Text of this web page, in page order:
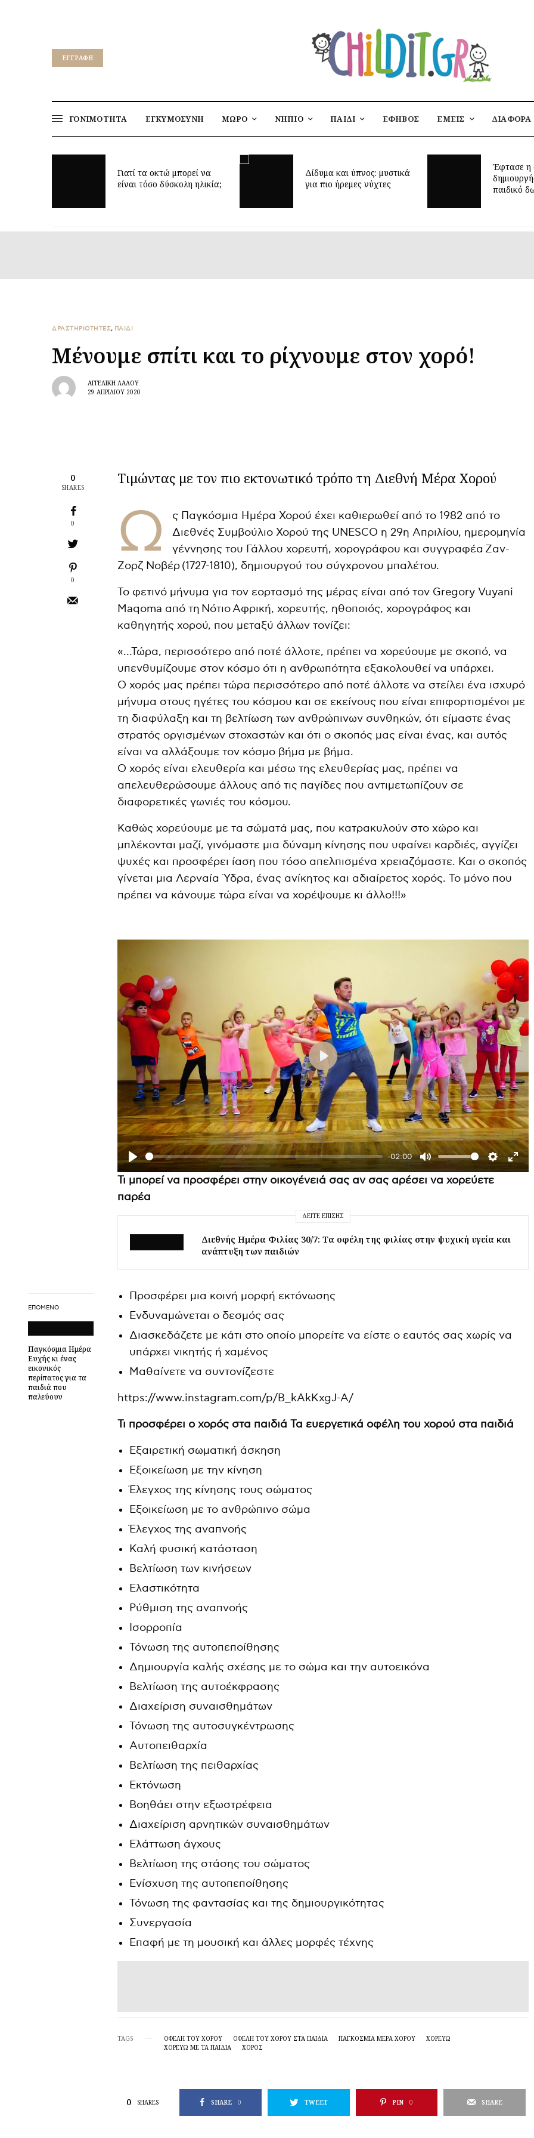
EΓΓΡΑΦΉ
ΓΟΝΙΜΟΤΗΤΑ ΕΓΚΥΜΟΣΥΝΗ ΜΩΡΟ ΝΗΠΙΟ ΠΑΙΔΙ ΕΦΗΒΟΣ ΕΜΕΙΣ ΔΙΑΦΟΡΑ
Γιατί τα οκτώ μπορεί να
είναι τόσο δύσκολη ηλικία;
Δίδυμα και ύπνος: μυστικά
για πιο ήρεμες νύχτες
Έφτασε η
παιδικό
ΔΡΑΣΤΗΡΙΟΤΗΤΕΣ, ΠΑΙΔΙ
Μένουμε σπίτι και το ρίχνουμε στον χορό!
ΑΓΓΕΛΙΚΉ ΛΆΛΟΥ
29 ΑΠΡΙΛΊΟΥ 2020
0
SHARES
0
0
ΕΠΌΜΕΝΟ
Παγκόσμια Ημέρα
Ευχής κι ένας
εικονικός
περίπατος για τα
παιδιά που
παλεύουν
Τιμώντας με τον πιο εκτονωτικό τρόπο τη Διεθνή Μέρα Χορού
Ω
ς Παγκόσμια Ημέρα Χορού έχει καθιερωθεί από το 1982 από το
Διεθνές Συμβούλιο Χορού της UNESCO η 29η Απριλίου, ημερομηνία
γέννησης του Γάλλου χορευτή, χορογράφου και συγγραφέα Ζαν-
Ζορζ Νοβέρ (1727-1810), δημιουργού του σύγχρονου μπαλέτου.
Το φετινό μήνυμα για τον εορτασμό της μέρας είναι από τον Gregory Vuyani
Maqoma από τη Νότιο Αφρική, χορευτής, ηθοποιός, χορογράφος και
καθηγητής χορού, που μεταξύ άλλων τονίζει:
«…Τώρα, περισσότερο από ποτέ άλλοτε, πρέπει να χορεύουμε με σκοπό, να
υπενθυμίζουμε στον κόσμο ότι η ανθρωπότητα εξακολουθεί να υπάρχει.
Ο χορός μας πρέπει τώρα περισσότερο από ποτέ άλλοτε να στείλει ένα ισχυρό
μήνυμα στους ηγέτες του κόσμου και σε εκείνους που είναι επιφορτισμένοι με
τη διαφύλαξη και τη βελτίωση των ανθρώπινων συνθηκών, ότι είμαστε ένας
στρατός οργισμένων στοχαστών και ότι ο σκοπός μας είναι ένας, και αυτός
είναι να αλλάξουμε τον κόσμο βήμα με βήμα.
Ο χορός είναι ελευθερία και μέσω της ελευθερίας μας, πρέπει να
απελευθερώσουμε άλλους από τις παγίδες που αντιμετωπίζουν σε
διαφορετικές γωνιές του κόσμου.
Καθώς χορεύουμε με τα σώματά μας, που κατρακυλούν στο χώρο και
μπλέκονται μαζί, γινόμαστε μια δύναμη κίνησης που υφαίνει καρδιές, αγγίζει
ψυχές και προσφέρει ίαση που τόσο απελπισμένα χρειαζόμαστε. Και ο σκοπός
γίνεται μια Λερναία Ύδρα, ένας ανίκητος και αδιαίρετος χορός. Το μόνο που
πρέπει να κάνουμε τώρα είναι να χορέψουμε κι άλλο!!!»
P
a
-02:00
M
S
i
E
P
l
a
y
Τι μπορεί να προσφέρει στην οικογένειά σας αν σας αρέσει να χορεύετε
παρέα
ΔΕΊΤΕ ΕΠΊΣΗΣ
Διεθνής Ημέρα Φιλίας 30/7: Tα οφέλη της φιλίας στην ψυχική υγεία και
ανάπτυξη των παιδιών
Προσφέρει μια κοινή μορφή εκτόνωσης
Ενδυναμώνεται ο δεσμός σας
Διασκεδάζετε με κάτι στο οποίο μπορείτε να είστε ο εαυτός σας χωρίς να
υπάρχει νικητής ή χαμένος
Μαθαίνετε να συντονίζεστε
https://www.instagram.com/p/B_kAkKxgJ-A/
Τι προσφέρει ο χορός στα παιδιά Τα ευεργετικά οφέλη του χορού στα παιδιά
Εξαιρετική σωματική άσκηση
Εξοικείωση με την κίνηση
Έλεγχος της κίνησης τους σώματος
Εξοικείωση με το ανθρώπινο σώμα
Έλεγχος της αναπνοής
Καλή φυσική κατάσταση
Βελτίωση των κινήσεων
Ελαστικότητα
Ρύθμιση της αναπνοής
Ισορροπία
Τόνωση της αυτοπεποίθησης
Δημιουργία καλής σχέσης με το σώμα και την αυτοεικόνα
Βελτίωση της αυτοέκφρασης
Διαχείριση συναισθημάτων
Τόνωση της αυτοσυγκέντρωσης
Αυτοπειθαρχία
Βελτίωση της πειθαρχίας
Εκτόνωση
Βοηθάει στην εξωστρέφεια
Διαχείριση αρνητικών συναισθημάτων
Ελάττωση άγχους
Βελτίωση της στάσης του σώματος
Ενίσχυση της αυτοπεποίθησης
Τόνωση της φαντασίας και της δημιουργικότητας
Συνεργασία
Επαφή με τη μουσική και άλλες μορφές τέχνης
TAGS ΟΦΈΛΗ ΤΟΥ ΧΟΡΟΎ ΟΦΈΛΗ ΤΟΥ ΧΟΡΟΎ ΣΤΑ ΠΑΙΔΙΆ ΠΑΓΚΌΣΜΙΑ ΜΈΡΑ ΧΟΡΟΎ
ΧΟΡΕΎΩ
ΧΟΡΕΎΩ ΜΕ ΤΑ ΠΑΙΔΙΆ
ΧΟΡΌΣ
0 SHARES SHARE 0 TWEET PIN 0 SHARE